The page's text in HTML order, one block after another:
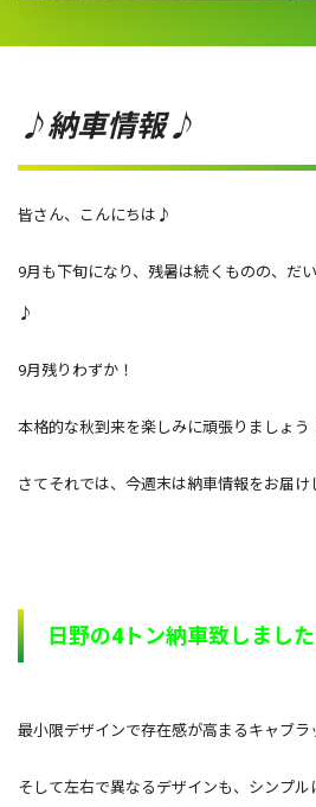
♪納車情報♪
皆さん、こんにちは♪
9月も下旬になり、残暑は続くものの、だ
♪
9月残りわずか！
本格的な秋到来を楽しみに頑張りましょう
さてそれでは、今週末は納車情報をお届
日野の4トン納車致しまし
最小限デザインで存在感が高まるキャブ
そして左右で異なるデザインも、シンプ